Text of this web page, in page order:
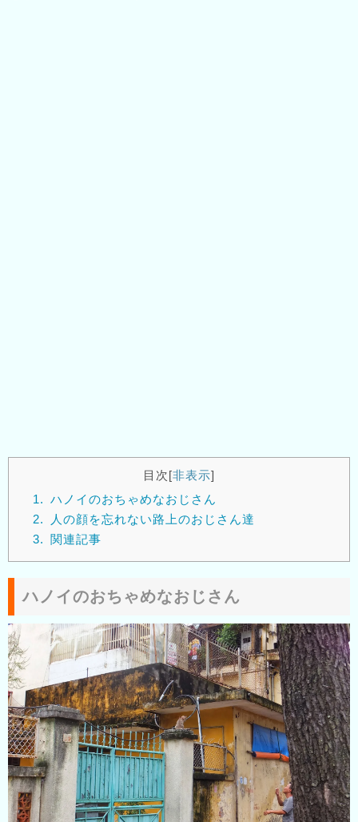
目次[非表示]
1. ハノイのおちゃめなおじさん
2.
人の顔を忘れない路上のおじさん達
3.
関連記事
ハノイのおちゃめなおじさん